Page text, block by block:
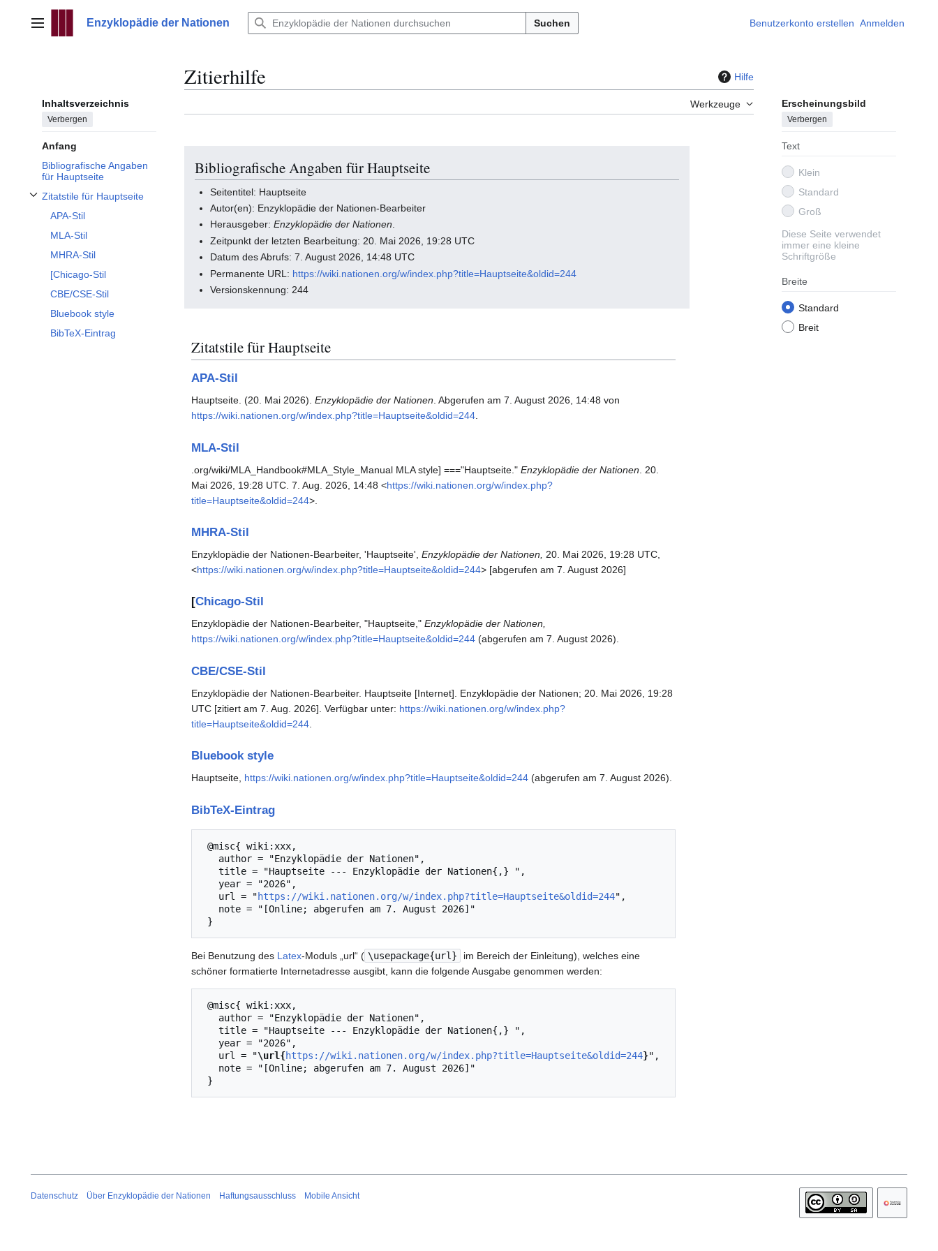
springenHauptmenüEnzyklopädie der Nationen Suchen Benutzerkonto erstellen Anmelden
Inhaltsverzeichnis
Verbergen
Anfang
Bibliografische Angaben
für Hauptseite
Zitatstile für Hauptseite
Unterabschnitt Zitatstile für Hauptseite umschalten
APA-Stil
MLA-Stil
MHRA-Stil
[Chicago-Stil
CBE/CSE-Stil
Bluebook style
BibTeX-Eintrag
Zitierhilfe Hilfe
Werkzeuge Erscheinungsbild
Verbergen
Text
Klein
Standard
Groß
Diese Seite verwendet
immer eine kleine
Schriftgröße
Breite
Standard
Breit
Bibliografische Angaben für Hauptseite
Seitentitel: Hauptseite
Autor(en): Enzyklopädie der Nationen-Bearbeiter
Herausgeber:Enzyklopädie der Nationen.
Zeitpunkt der letzten Bearbeitung: 20. Mai 2026, 19:28 UTC
Datum des Abrufs: 7. August 2026, 14:48 UTC
Permanente URL: https://wiki.nationen.org/w/index.php?title=Hauptseite&oldid=244
Versionskennung: 244
Zitatstile für Hauptseite
APA-Stil
Hauptseite. (20. Mai 2026). Enzyklopädie der Nationen. Abgerufen am 7. August 2026, 14:48 von
https://wiki.nationen.org/w/index.php?title=Hauptseite&oldid=244.
MLA-Stil
.org/wiki/MLA_Handbook#MLA_Style_Manual MLA style] ==="Hauptseite." Enzyklopädie der Nationen . 20.
Mai 2026, 19:28 UTC. 7. Aug. 2026, 14:48 <https://wiki.nationen.org/w/index.php?
title=Hauptseite&oldid=244>.
MHRA-Stil
Enzyklopädie der Nationen-Bearbeiter, 'Hauptseite', Enzyklopädie der Nationen,
20. Mai 2026, 19:28 UTC,
<https://wiki.nationen.org/w/index.php?title=Hauptseite&oldid=244> [abgerufen am 7. August 2026]
[Chicago-Stil
Enzyklopädie der Nationen-Bearbeiter, "Hauptseite," Enzyklopädie der Nationen,
https://wiki.nationen.org/w/index.php?title=Hauptseite&oldid=244 (abgerufen am 7. August 2026).
CBE/CSE-Stil
Enzyklopädie der Nationen-Bearbeiter. Hauptseite [Internet]. Enzyklopädie der Nationen; 20. Mai 2026, 19:28
UTC [zitiert am 7. Aug. 2026]. Verfügbar unter: https://wiki.nationen.org/w/index.php?
title=Hauptseite&oldid=244
Bluebook style
Hauptseite, https://wiki.nationen.org/w/index.php?title=Hauptseite&oldid=244 (abgerufen am 7. August 2026).
BibTeX-Eintrag
   url = "
https://wiki.nationen.org/w/index.php?title=Hauptseite&oldid=244",
Bei Benutzung des Latex-Moduls „url“ ( \usepackage{url}
im Bereich der Einleitung), welches eine
schöner formatierte Internetadresse ausgibt, kann die folgende Ausgabe genommen werden:
   url = "
\url{https://wiki.nationen.org/w/index.php?title=Hauptseite&oldid=244}",
Datenschutz Über Enzyklopädie der Nationen Haftungsausschluss Mobile Ansicht